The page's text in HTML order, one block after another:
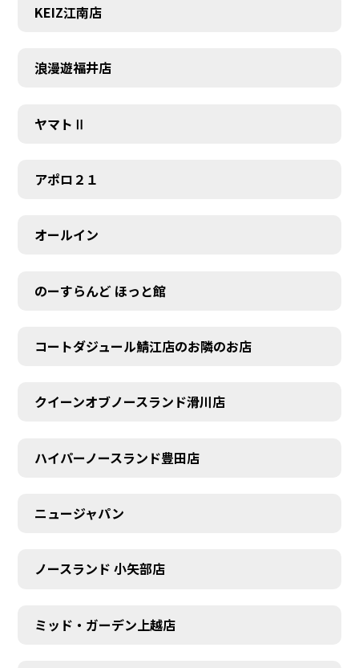
AUDITION
KEIZ江南店
浪漫遊福井店
ヤマトⅡ
アポロ２１
オールイン
のーすらんど ほっと館
コートダジュール鯖江店のお隣のお店
クイーンオブノースランド滑川店
ハイパーノースランド豊田店
ニュージャパン
ノースランド 小矢部店
ミッド・ガーデン上越店